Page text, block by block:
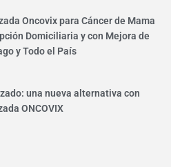
Oncovix para Cáncer de Mama
Domiciliaria y con Mejora de
y Todo el País
una nueva alternativa con
ONCOVIX